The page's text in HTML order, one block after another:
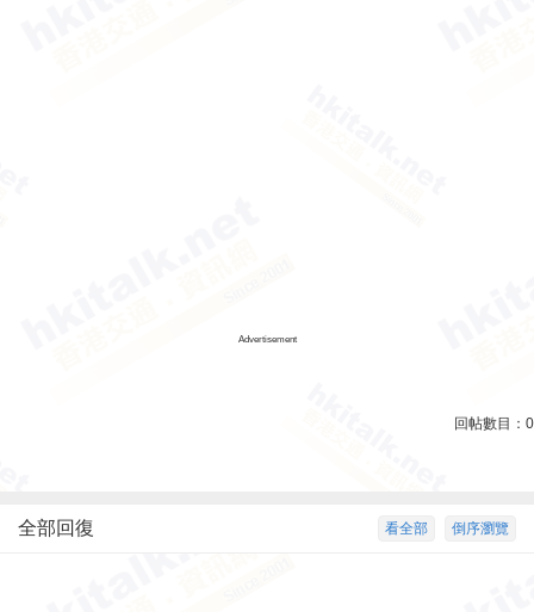
Advertisement
回帖數目： 0
倒序瀏覽
看全部
全部回復